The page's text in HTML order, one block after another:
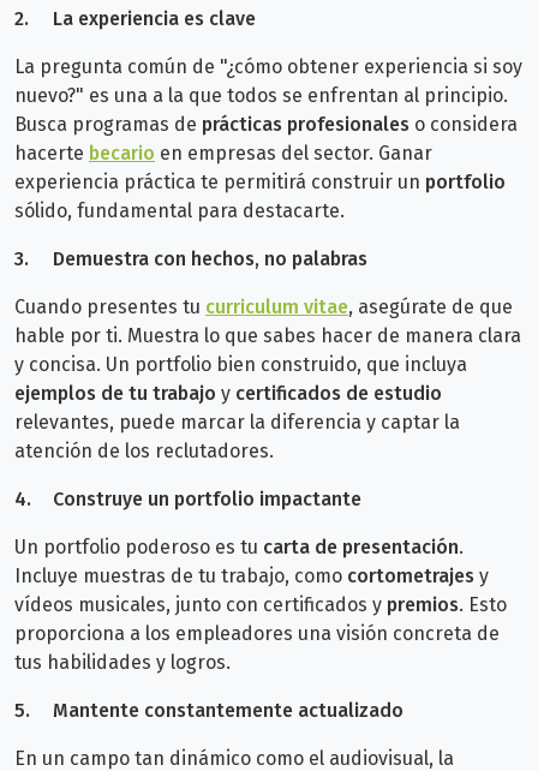
2. La experiencia es clave
La pregunta común de "¿cómo obtener experiencia si soy
nuevo?" es una a la que todos se enfrentan al principio.
Busca programas de prácticas profesionales o considera
hacerte becario en empresas del sector. Ganar
experiencia práctica te permitirá construir un portfolio
sólido, fundamental para destacarte.
3. Demuestra con hechos, no palabras
Cuando presentes tu curriculum vitae, asegúrate de que
hable por ti. Muestra lo que sabes hacer de manera clara
y concisa. Un portfolio bien construido, que incluya
ejemplos de tu trabajo y certificados de estudio
relevantes, puede marcar la diferencia y captar la
atención de los reclutadores.
4. Construye un portfolio impactante
Un portfolio poderoso es tu carta de presentación.
Incluye muestras de tu trabajo, como cortometrajes y
vídeos musicales, junto con certificados y premios. Esto
proporciona a los empleadores una visión concreta de
tus habilidades y logros.
5. Mantente constantemente actualizado
En un campo tan dinámico como el audiovisual, la